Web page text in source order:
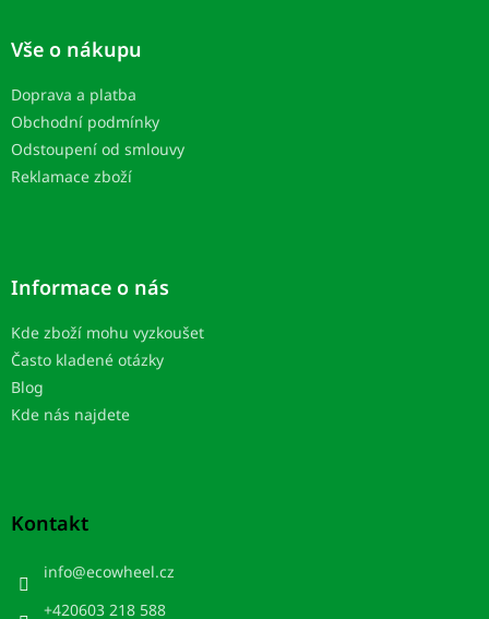
Vše o nákupu
Doprava a platba
Obchodní podmínky
Odstoupení od smlouvy
Reklamace zboží
Informace o nás
Kde zboží mohu vyzkoušet
Často kladené otázky
Blog
Kde nás najdete
Kontakt
info@ecowheel.cz
+420603 218 588